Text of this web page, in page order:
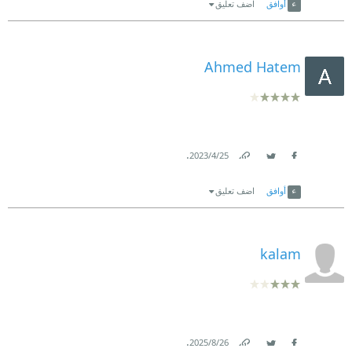
أوافق اضف تعليق
Ahmed Hatem
25‏/4‏/2023
.
أوافق اضف تعليق
kalam
26‏/8‏/2025
.